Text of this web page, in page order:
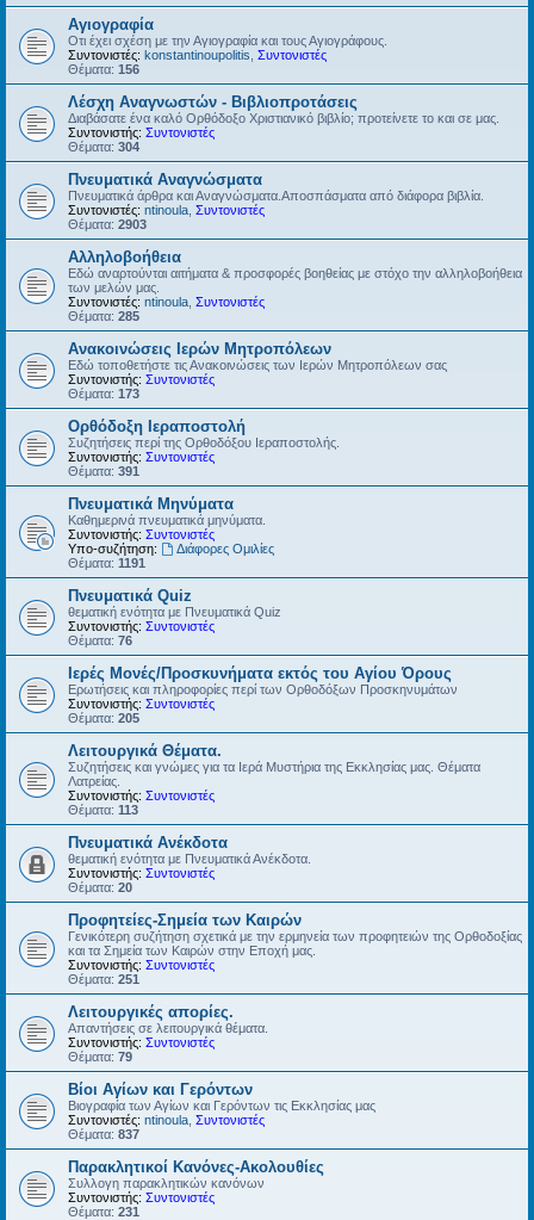
Αγιογραφία
Οτι έχει σχέση με την Αγιογραφία και τους Αγιογράφους.
Συντονιστές: konstantinoupolitis Συντονιστές
Θέματα: 156
Λέσχη Αναγνωστών - Βιβλιοπροτάσεις
Διαβάσατε ένα καλό Ορθόδοξο Χριστιανικό βιβλίο; προτείνετε το και σε μας.
Συντονιστής: Συντονιστές
Θέματα: 304
Πνευματικά Αναγνώσματα
Πνευματικά άρθρα και Αναγνώσματα.Αποσπάσματα από διάφορα βιβλία.
Συντονιστές: ntinoula Συντονιστές
Θέματα: 2903
Αλληλοβοήθεια
Εδώ αναρτούνται αιτήματα & προσφορές βοηθείας με στόχο την αλληλοβοήθεια
των μελών μας.
Συντονιστές: ntinoula Συντονιστές
Θέματα: 285
Ανακοινώσεις Ιερών Μητροπόλεων
Εδώ τοποθετήστε τις Ανακοινώσεις των Ιερών Μητροπόλεων σας
Συντονιστής: Συντονιστές
Θέματα: 173
Ορθόδοξη Ιεραποστολή
Συζητήσεις περί της Ορθοδόξου Ιεραποστολής.
Συντονιστής: Συντονιστές
Θέματα: 391
Πνευματικά Μηνύματα
Καθημερινά πνευματικά μηνύματα.
Συντονιστής: Συντονιστές
Υπο-συζήτηση:
Διάφορες Ομιλίες
Θέματα: 1191
Πνευματικά Quiz
θεματική ενότητα με Πνευματικά Quiz
Συντονιστής: Συντονιστές
Θέματα: 76
Ιερές Μονές/Προσκυνήματα εκτός του Αγίου Όρους
Ερωτήσεις και πληροφορίες περί των Ορθοδόξων Προσκηνυμάτων
Συντονιστής: Συντονιστές
Θέματα: 205
Λειτουργικά Θέματα.
Συζητήσεις και γνώμες για τα Ιερά Μυστήρια της Εκκλησίας μας. Θέματα
Λατρείας.
Συντονιστής: Συντονιστές
Θέματα: 113
Πνευματικά Ανέκδοτα
θεματική ενότητα με Πνευματικά Ανέκδοτα.
Συντονιστής: Συντονιστές
Θέματα: 20
Προφητείες-Σημεία των Καιρών
Γενικότερη συζήτηση σχετικά με την ερμηνεία των προφητειών της Ορθοδοξίας
και τα Σημεία των Καιρών στην Εποχή μας.
Συντονιστής: Συντονιστές
Θέματα: 251
Λειτουργικές απορίες.
Απαντήσεις σε λειτουργικά θέματα.
Συντονιστής: Συντονιστές
Θέματα: 79
Βίοι Αγίων και Γερόντων
Βιογραφία των Αγίων και Γερόντων τις Εκκλησίας μας
Συντονιστές: ntinoula Συντονιστές
Θέματα: 837
Παρακλητικοί Κανόνες-Ακολουθίες
Συλλογη παρακλητικών κανόνων
Συντονιστής: Συντονιστές
Θέματα: 231